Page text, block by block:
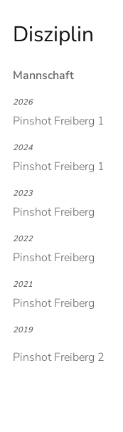
Disziplin
Mannschaft
2026
Pinshot Freiberg 1
2024
Pinshot Freiberg 1
2023
Pinshot Freiberg
2022
Pinshot Freiberg
2021
Pinshot Freiberg
2019
Pinshot Freiberg 2